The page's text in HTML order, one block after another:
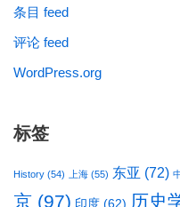
条目 feed
评论 feed
WordPress.org
标签
History (54) 上海 (55) 东亚 (72)
京 (97) 印度 (62) 历史